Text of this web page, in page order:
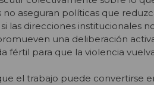
aseguran políticas que
las direcciones institucionales
una deliberación
fértil para que la violencia
el trabajo puede convertirse